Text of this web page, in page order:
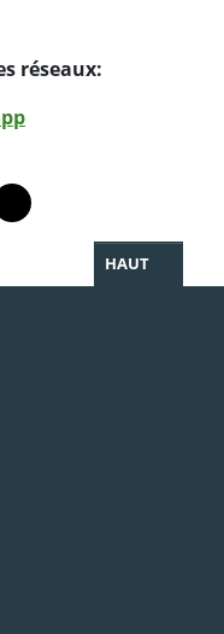
réseaux:
Linkedin
profil Facebook
vers le profil Twitter
Partager par WhatsApp
HAUT